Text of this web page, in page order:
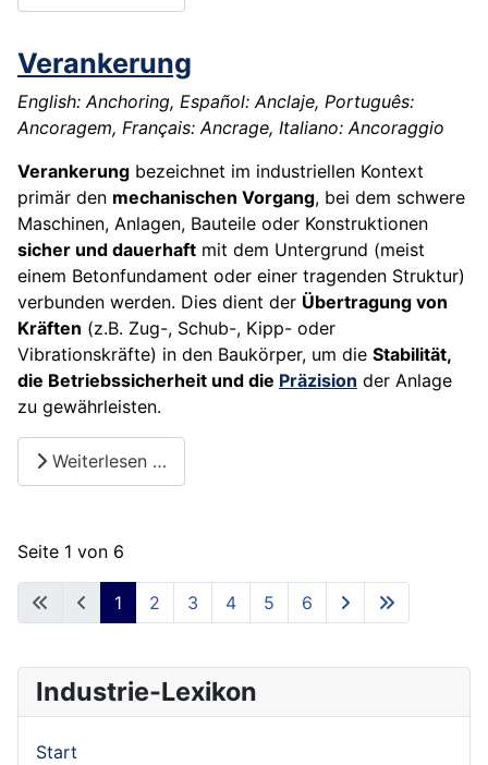
Verankerung
English: Anchoring, Español: Anclaje, Português:
Ancoragem, Français: Ancrage, Italiano: Ancoraggio
Verankerung bezeichnet im industriellen Kontext
primär den mechanischen Vorgang, bei dem schwere
Maschinen, Anlagen, Bauteile oder Konstruktionen
sicher und dauerhaft mit dem Untergrund (meist
einem Betonfundament oder einer tragenden Struktur)
verbunden werden. Dies dient der Übertragung von
Kräften (z.B. Zug-, Schub-, Kipp- oder
Vibrationskräfte) in den Baukörper, um die Stabilität,
die Betriebssicherheit und die Präzision der Anlage
zu gewährleisten.
Weiterlesen …
Seite 1 von 6
1 2 3 4 5 6
Industrie-Lexikon
Start